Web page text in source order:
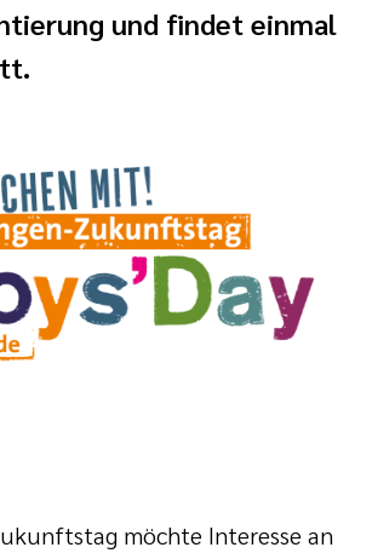
und findet einmal
möchte Interesse an